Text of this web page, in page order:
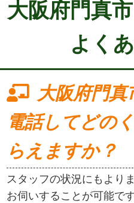
大阪府門真
よく
大阪府門
電話してどの
らえますか？
スタッフの状況にもより
お伺いすることが可能で